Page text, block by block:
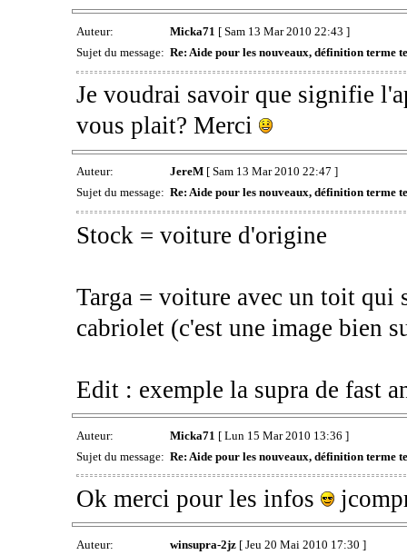
Auteur: Micka71 [ Sam 13 Mar 2010 22:43 ]
Sujet du message: Re: Aide pour les nouveaux, définition terme
Je voudrai savoir que signifie
vous plait? Merci
Auteur: JereM[ Sam 13 Mar 2010 22:47 ]
Sujet du message: Re: Aide pour les nouveaux, définition terme
Stock = voiture d'origine
Targa = voiture avec un toit qui
cabriolet (c'est une image bien
Edit : exemple la supra de fast
Auteur: Micka71 [ Lun 15 Mar 2010 13:36 ]
Sujet du message: Re: Aide pour les nouveaux, définition terme
Ok merci pour les infos
Auteur: winsupra-2jz[ Jeu 20 Mai 2010 17:30 ]